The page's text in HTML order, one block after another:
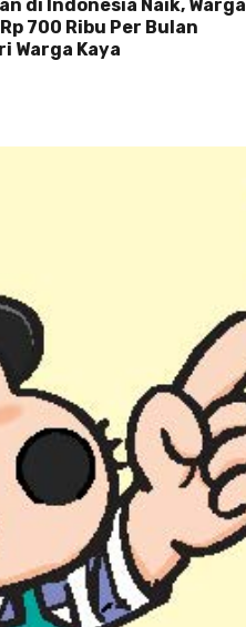
di Indonesia Naik, Warga
700 Ribu Per Bulan
Warga Kaya